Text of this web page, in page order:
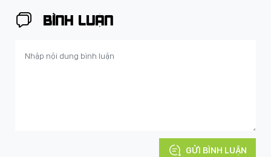
BÌNH LUẬN
GỬI BÌNH LUẬN